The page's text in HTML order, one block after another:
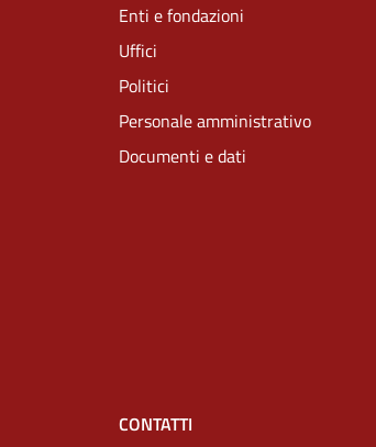
Enti e fondazioni
Uffici
Politici
Personale amministrativo
Documenti e dati
CONTATTI